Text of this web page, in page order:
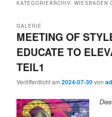
KATEGORIEARCHIV:WIESBADEN
MEETING OF
EDUCATE TO
TEIL1
GALERIE
Veröffentlicht am2024-07-30von